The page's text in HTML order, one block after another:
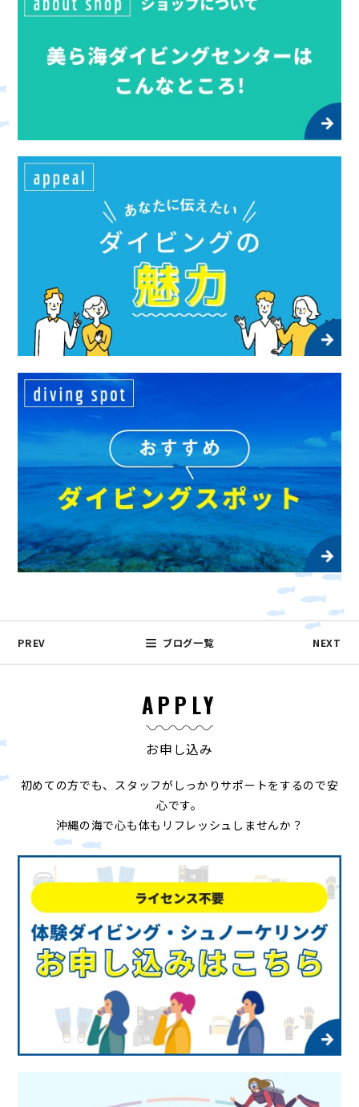
PREV ブログ一覧 NEXT
APPLY
お申し込み
初めての方でも、スタッフがしっかりサポートをするので安
心です。
沖縄の海で心も体もリフレッシュしませんか？